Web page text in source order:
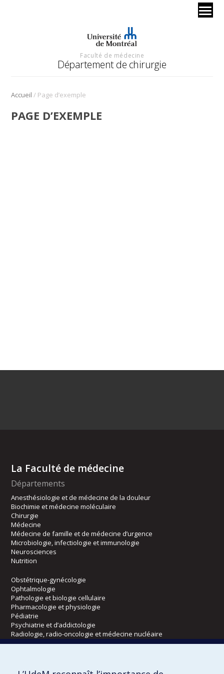
Faculté de médecine
Département de chirurgie
Accueil / Page d’exemple
PAGE D’EXEMPLE
La Faculté de médecine
Départements
Anesthésiologie et de médecine de la douleur
Biochimie et médecine moléculaire
Chirurgie
Médecine
Médecine de famille et de médecine d’urgence
Microbiologie, infectiologie et immunologie
Neurosciences
Nutrition
Obstétrique-gynécologie
Ophtalmologie
Pathologie et biologie cellulaire
Pharmacologie et physiologie
Pédiatrie
Psychiatrie et d’addictologie
Radiologie, radio-oncologie et médecine nucléaire